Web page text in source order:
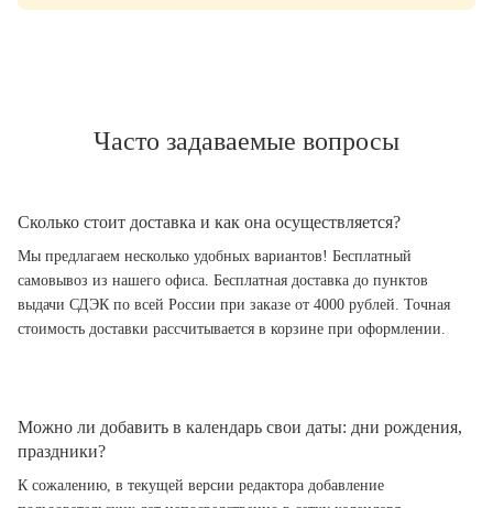
Часто задаваемые вопросы
Сколько стоит доставка и как она осуществляется?
Мы предлагаем несколько удобных вариантов! Бесплатный
самовывоз из нашего офиса. Бесплатная доставка до пунктов
выдачи СДЭК по всей России при заказе от 4000 рублей. Точная
стоимость доставки рассчитывается в корзине при оформлении.
Можно ли добавить в календарь свои даты: дни рождения,
праздники?
К сожалению, в текущей версии редактора добавление